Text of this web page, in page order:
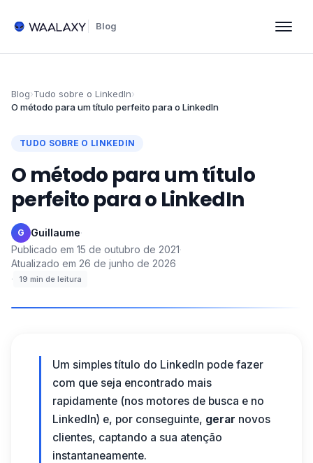
Blog
Blog›Tudo sobre o LinkedIn›
O método para um título perfeito para o LinkedIn
TUDO SOBRE O LINKEDIN
O método para um título
perfeito para o LinkedIn
G Guillaume·
Publicado em 15 de outubro de 2021·
Atualizado em 26 de junho de 2026
·
19 min de leitura
Um simples título do LinkedIn pode fazer
com que seja encontrado mais
rapidamente (nos motores de busca e no
LinkedIn) e, por conseguinte, gerar novos
clientes, captando a sua atenção
instantaneamente.